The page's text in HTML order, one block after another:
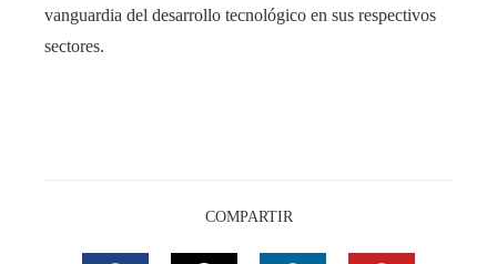
vanguardia del desarrollo tecnológico en sus respectivos
sectores.
COMPARTIR